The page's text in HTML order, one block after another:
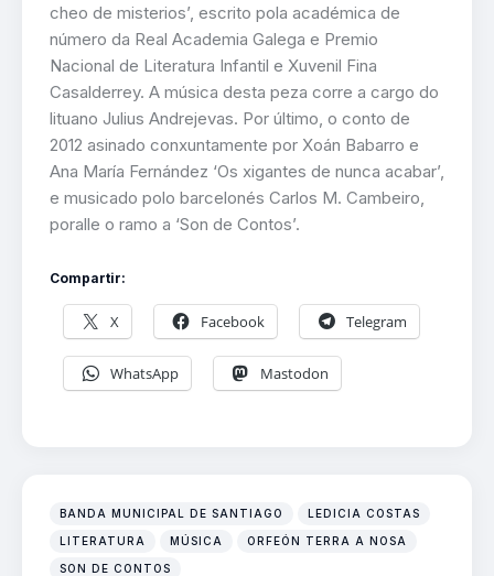
cheo de misterios’, escrito pola académica de
número da Real Academia Galega e Premio
Nacional de Literatura Infantil e Xuvenil Fina
Casalderrey. A música desta peza corre a cargo do
lituano Julius Andrejevas. Por último, o conto de
2012 asinado conxuntamente por Xoán Babarro e
Ana María Fernández ‘Os xigantes de nunca acabar’,
e musicado polo barcelonés Carlos M. Cambeiro,
poralle o ramo a ‘Son de Contos’.
Compartir:
X Facebook Telegram
WhatsApp Mastodon
BANDA MUNICIPAL DE SANTIAGO LEDICIA COSTAS
LITERATURA MÚSICA ORFEÓN TERRA A NOSA
SON DE CONTOS